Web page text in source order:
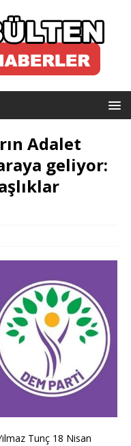
Adalet
geliyor:
Tunç 18 Nisan